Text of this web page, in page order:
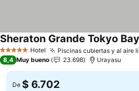
5 Estrellas Hotel Piscinas cubiertas y al aire
Sheraton Grande Tokyo
8,4 Muy bueno 23.698 Urayasu
De $ 6.702